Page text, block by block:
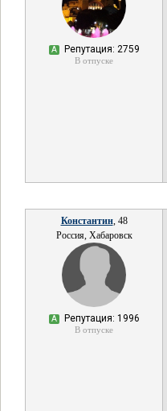
А Репутация: 2759
В отпуске
Константин, 48
Россия, Хабаровск
А Репутация: 1996
В отпуске